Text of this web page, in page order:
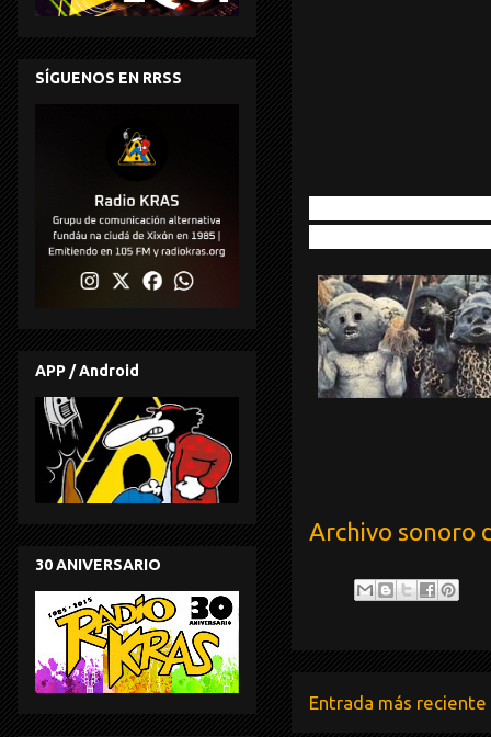
Archivo sonoro
Entrada más reciente
SÍGUENOS EN RRSS
APP / Android
30 ANIVERSARIO